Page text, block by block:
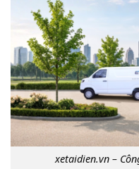
xetaidien.vn –